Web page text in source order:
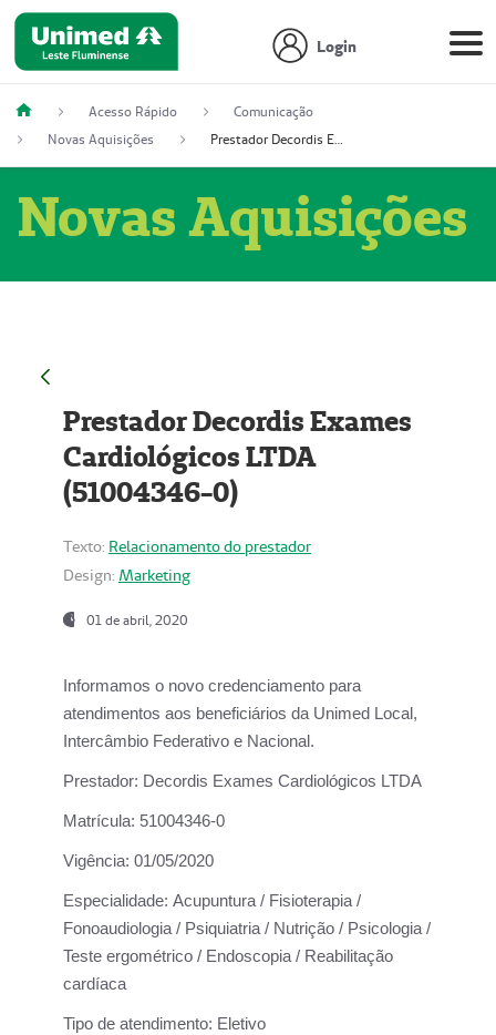
Login
Acesso Rápido
Comunicação
Novas Aquisições
Prestador Decordis Exames Cardiológicos LTDA (51004346-0)
Novas Aquisições
Prestador Decordis Exames
Cardiológicos LTDA
(51004346-0)
Texto: Relacionamento do prestador
Design: Marketing
01 de abril, 2020
Informamos o novo credenciamento para
atendimentos aos beneficiários da Unimed Local,
Intercâmbio Federativo e Nacional.
Prestador: Decordis Exames Cardiológicos LTDA
Matrícula: 51004346-0
Vigência: 01/05/2020
Especialidade: Acupuntura / Fisioterapia /
Fonoaudiologia / Psiquiatria / Nutrição / Psicologia /
Teste ergométrico / Endoscopia / Reabilitação
cardíaca
Tipo de atendimento: Eletivo